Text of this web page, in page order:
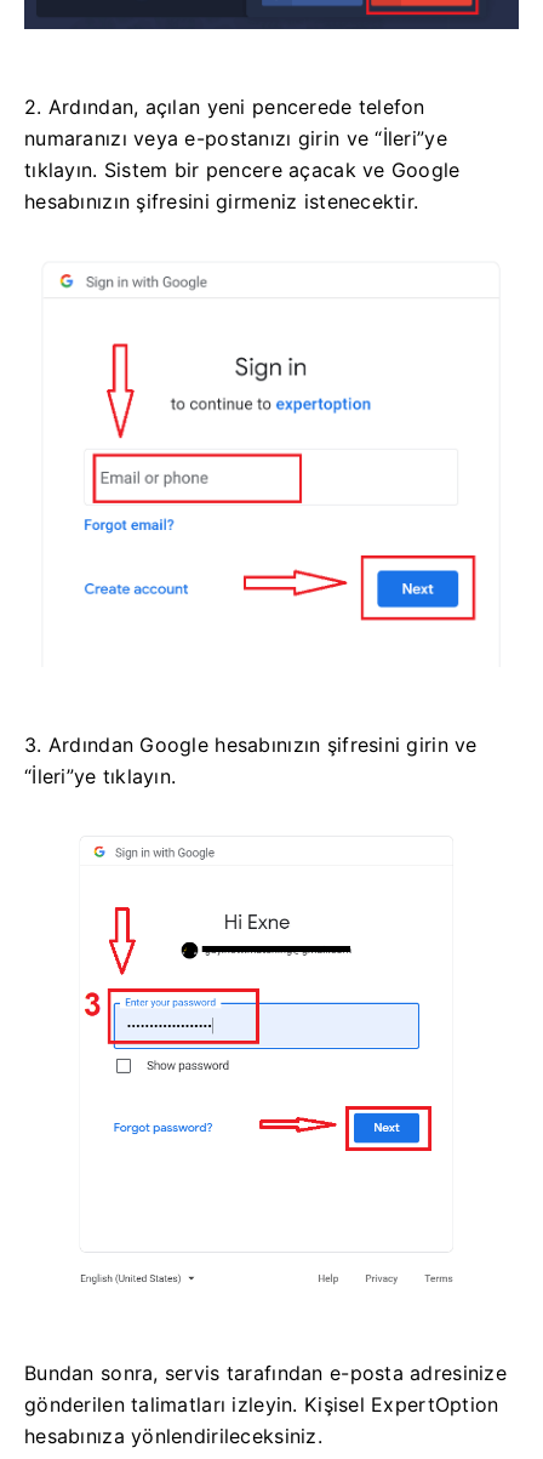
2. Ardından, açılan yeni pencerede telefon
numaranızı veya e-postanızı girin ve “İleri”ye
tıklayın. Sistem bir pencere açacak ve Google
hesabınızın şifresini girmeniz istenecektir.
3. Ardından Google hesabınızın şifresini girin ve
“İleri”ye tıklayın.
Bundan sonra, servis tarafından e-posta adresinize
gönderilen talimatları izleyin. Kişisel ExpertOption
hesabınıza yönlendirileceksiniz.